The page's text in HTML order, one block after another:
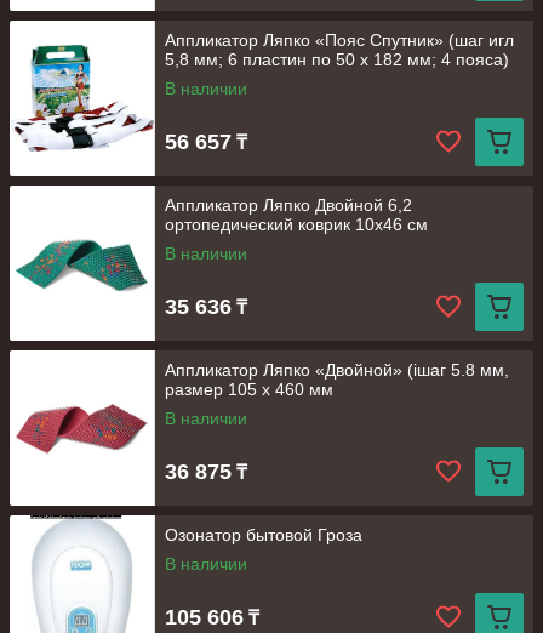
Аппликатор Ляпко «Пояс Спутник» (шаг игл
5,8 мм; 6 пластин по 50 х 182 мм; 4 пояса)
В наличии
56 657 ₸
Аппликатор Ляпко Двойной 6,2
ортопедический коврик 10х46 см
В наличии
35 636 ₸
Аппликатор Ляпко «Двойной» (iшаг 5.8 мм,
размер 105 х 460 мм
В наличии
36 875 ₸
Озонатор бытовой Гроза
В наличии
105 606 ₸